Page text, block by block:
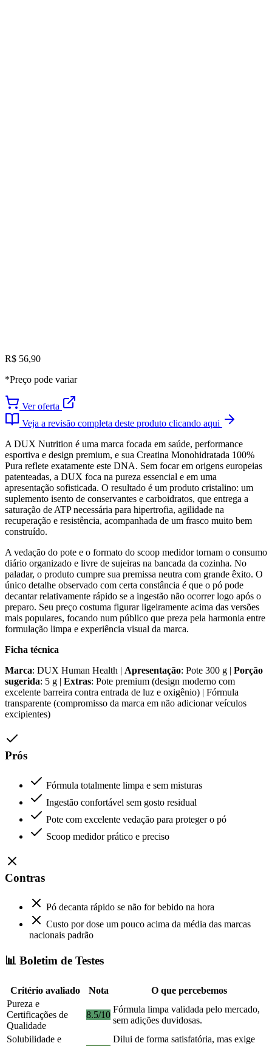
R$ 56,90
*Preço pode variar
Ver oferta
Veja a revisão completa deste produto clicando aqui
A DUX Nutrition é uma marca focada em saúde, performance
esportiva e design premium, e sua Creatina Monohidratada 100%
Pura reflete exatamente este DNA. Sem focar em origens europeias
patenteadas, a DUX foca na pureza essencial e em uma
apresentação sofisticada. O resultado é um produto cristalino: um
suplemento isento de conservantes e carboidratos, que entrega a
saturação de ATP necessária para hipertrofia, agilidade na
recuperação e resistência, acompanhada de um frasco muito bem
construído.
A vedação do pote e o formato do scoop medidor tornam o consumo
diário organizado e livre de sujeiras na bancada da cozinha. No
paladar, o produto cumpre sua premissa neutra com grande êxito. O
único detalhe observado com certa constância é que o pó pode
decantar relativamente rápido se a ingestão não ocorrer logo após o
preparo. Seu preço costuma figurar ligeiramente acima das versões
mais populares, focando num público que preza pela harmonia entre
formulação limpa e experiência visual da marca.
Ficha técnica
Marca: DUX Human Health | Apresentação: Pote 300 g | Porção
sugerida: 5 g | Extras: Pote premium (design moderno com
excelente barreira contra entrada de luz e oxigênio) | Fórmula
transparente (compromisso da marca em não adicionar veículos
excipientes)
Prós
Fórmula totalmente limpa e sem misturas
Ingestão confortável sem gosto residual
Pote com excelente vedação para proteger o pó
Scoop medidor prático e preciso
Contras
Pó decanta rápido se não for bebido na hora
Custo por dose um pouco acima da média das marcas
nacionais padrão
📊 Boletim de Testes
Critério avaliado Nota
O que percebemos
Pureza e
Certificações de
Qualidade
8.5/10
Fórmula limpa validada pelo mercado,
sem adições duvidosas.
Solubilidade e
Dilui de forma satisfatória, mas exige